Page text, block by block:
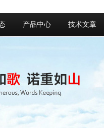
产品中心 技术文章